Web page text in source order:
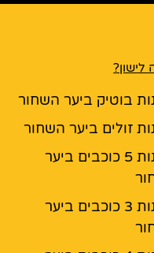
לישון?
בוטיק ביער השחור
זולים ביער השחור
מלונות 5 כוכבים ביער
מלונות 3 כוכבים ביער